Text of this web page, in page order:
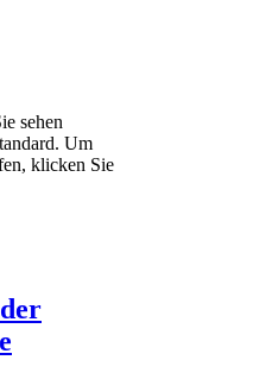
sehen
Um
klicken Sie